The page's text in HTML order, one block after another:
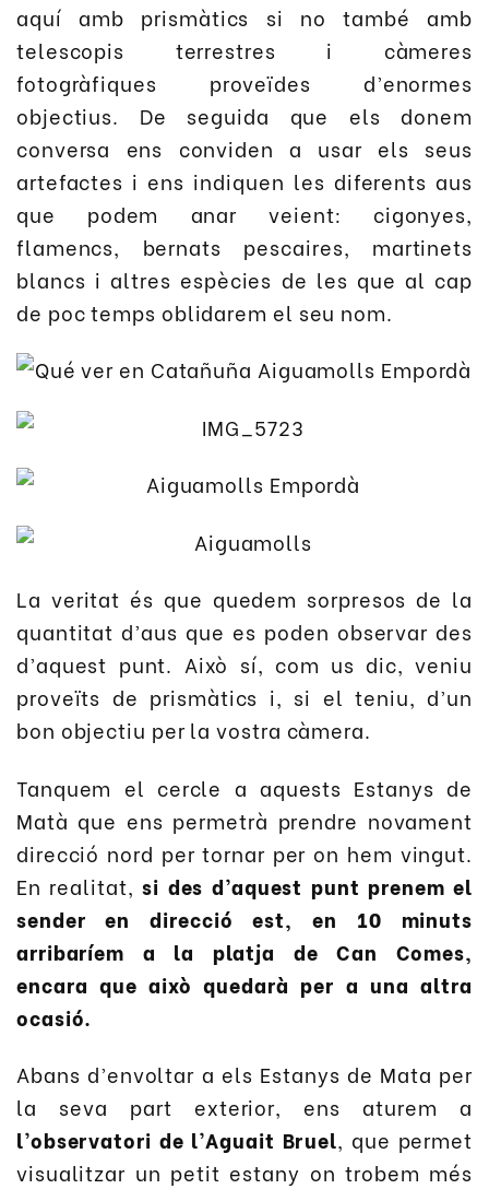
aquí amb prismàtics si no també amb
telescopis terrestres i càmeres
fotogràfiques proveïdes d’enormes
objectius. De seguida que els donem
conversa ens conviden a usar els seus
artefactes i ens indiquen les diferents aus
que podem anar veient: cigonyes,
flamencs, bernats pescaires, martinets
blancs i altres espècies de les que al cap
de poc temps oblidarem el seu nom.
La veritat és que quedem sorpresos de la
quantitat d’aus que es poden observar des
d’aquest punt. Això sí, com us dic, veniu
proveïts de prismàtics i, si el teniu, d’un
bon objectiu per la vostra càmera.
Tanquem el cercle a aquests Estanys de
Matà que ens permetrà prendre novament
direcció nord per tornar per on hem vingut.
En realitat,si des d’aquest punt prenem el
sender en direcció est, en 10 minuts
arribaríem a la platja de Can Comes,
encara que això quedarà per a una altra
ocasió.
Abans d’envoltar a els Estanys de Mata per
la seva part exterior, ens aturem a
l’observatori de l’Aguait Bruel, que permet
visualitzar un petit estany on trobem més